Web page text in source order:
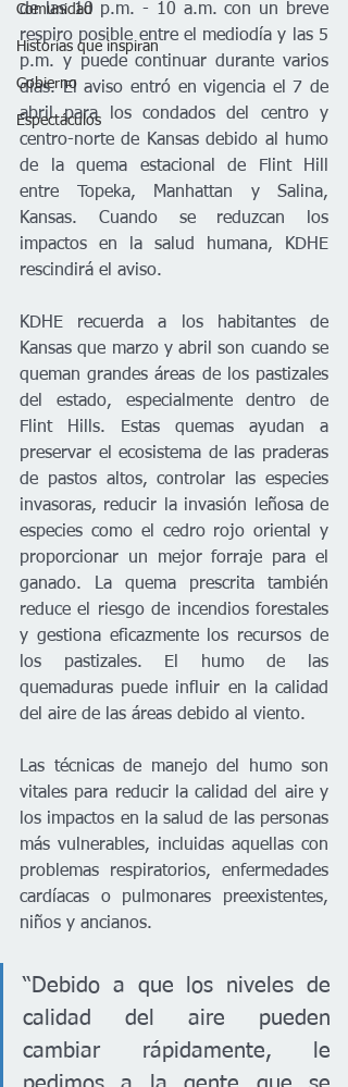
Comunidad
Historias que inspiran
Gobierno
Espectáculos
de las 10 p.m. - 10 a.m. con un breve
respiro posible entre el mediodía y las 5
p.m. y puede continuar durante varios
días. El aviso entró en vigencia el 7 de
abril para los condados del centro y
centro-norte de Kansas debido al humo
de la quema estacional de Flint Hill
entre Topeka, Manhattan y Salina,
Kansas. Cuando se reduzcan los
impactos en la salud humana, KDHE
rescindirá el aviso.
KDHE recuerda a los habitantes de
Kansas que marzo y abril son cuando se
queman grandes áreas de los pastizales
del estado, especialmente dentro de
Flint Hills. Estas quemas ayudan a
preservar el ecosistema de las praderas
de pastos altos, controlar las especies
invasoras, reducir la invasión leñosa de
especies como el cedro rojo oriental y
proporcionar un mejor forraje para el
ganado. La quema prescrita también
reduce el riesgo de incendios forestales
y gestiona eficazmente los recursos de
los pastizales. El humo de las
quemaduras puede influir en la calidad
del aire de las áreas debido al viento.
Las técnicas de manejo del humo son
vitales para reducir la calidad del aire y
los impactos en la salud de las personas
más vulnerables, incluidas aquellas con
problemas respiratorios, enfermedades
cardíacas o pulmonares preexistentes,
niños y ancianos.
“Debido a que los niveles de
calidad del aire pueden
cambiar rápidamente, le